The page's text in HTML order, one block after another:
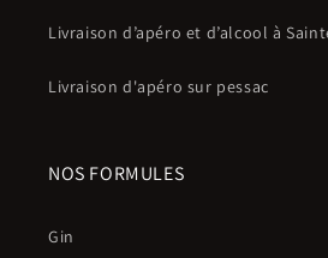
Livraison d’apéro et d’alcool à
Livraison d'apéro sur pessac
NOS FORMULES
Gin